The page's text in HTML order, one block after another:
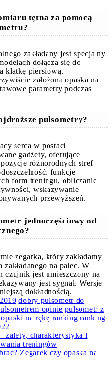
tętna za pomocą
zakładany jest specjalny
dołącza się do
klatkę piersiową.
założona opaska na
parametry podczas
pulsometry?
serca w postaci
gadżety, oferujące
różnorodnych stref
funkcje
form treningu, obliczanie
wskazywanie
przewyższeń.
jednoczęściowy od
zegarka, który zakładamy
zakładanego na palec. W
czujnik jest umieszczony na
jest sygnał. Wersje
dokładnością.
2019 dobry pulsometr do
opinie pulsometr z
na rękę ranking ranking
zalety, charakterystyka i
treningów
Zegarek czy opaska na